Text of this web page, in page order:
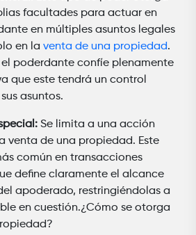
facultades para actuar en
en múltiples asuntos legales
en la venta de una propiedad.
el poderdante confíe plenamente
que este tendrá un control
asuntos.
Se limita a una acción
venta de una propiedad. Este
común en transacciones
define claramente el alcance
apoderado, restringiéndolas a
en cuestión.¿Cómo se otorga